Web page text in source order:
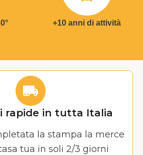
+10 anni di attività
rapide in tutta Italia
la stampa la merce
tua in soli 2/3 giorni